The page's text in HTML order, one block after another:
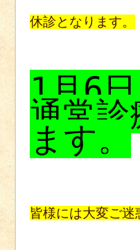
休診となります。
1月6
通常
ます。
皆様には大変ご迷